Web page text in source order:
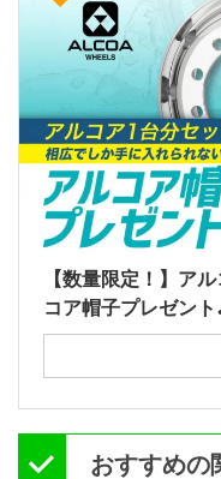
【数量限定！】ア
コア帽子プレゼン
おすすめの